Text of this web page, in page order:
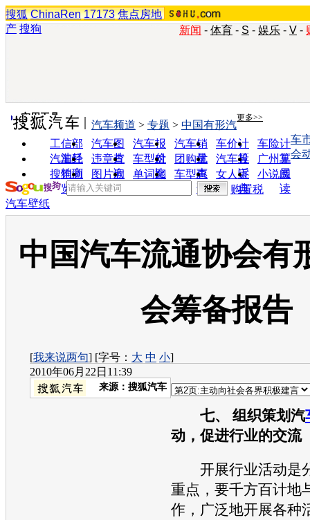
搜狐 ChinaRen 17173 焦点房地
产 搜狗 新闻 - 体育 - S - 娱乐 - V -
实用工具 更多>>
工信部
油耗
汽车图
片
汽车报
价
汽车销
量
车价计
算
车险计
算
汽车经
销商
违章查
询
车型对
比
团购优
惠
汽车投
诉
广州车
展
搜狗浏
览器
图片欣
赏
单词翻
车型查
询
女人宝
典
小说阅
读
汽车频道 > 专题 > 中国有形汽
车
会
购置税
汽车壁纸
中国汽车流通协会有
会筹备报告
[我来说两句] [字号： 大 中 小]
2010年06月22日11:39
来源： 搜狐汽车
七、 组织策划汽
动，促进行业的交流
开展行业活动是
重点，要千方百计地
作，广泛地开展各种